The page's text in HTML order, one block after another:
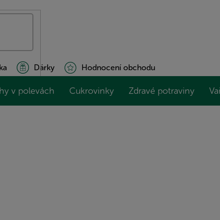
Dárky Hodnocení obchodu
v polevách Cukrovinky Zdravé potraviny